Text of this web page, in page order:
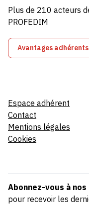
Plus de 210 acteurs
PROFEDIM
Avantages adhérents
Espace adhérent
Contact
Mentions légales
Cookies
Abonnez-vous à
pour recevoir les